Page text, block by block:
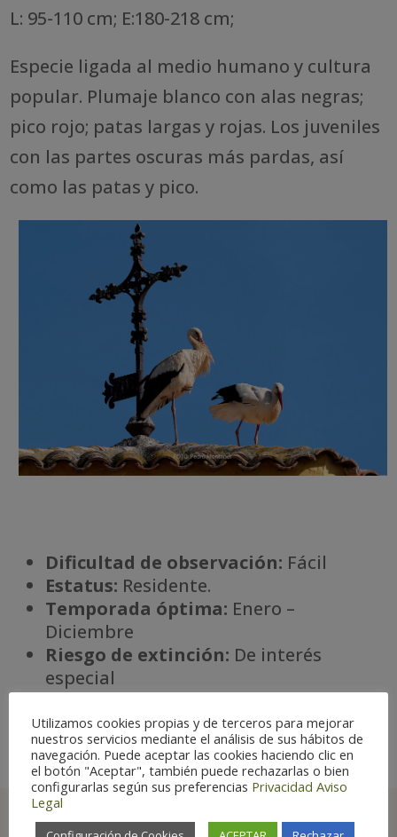
L: 95-110 cm; E:180-218 cm;
Especie ligada al medio humano y cultura
popular. Plumaje blanco con alas negras;
pico rojo; patas largas y rojas. Los juveniles
con las partes oscuras más pardas, así
como las patas y pico.
Dificultad de observación: Fácil
Estatus: Residente.
Temporada óptima: Enero –
Diciembre
Riesgo de extinción: De interés
especial
Utilizamos cookies propias y de terceros para mejorar
nuestros servicios mediante el análisis de sus hábitos de
navegación. Puede aceptar las cookies haciendo clic en
el botón "Aceptar", también puede rechazarlas o bien
configurarlas según sus preferencias Privacidad Aviso
Legal